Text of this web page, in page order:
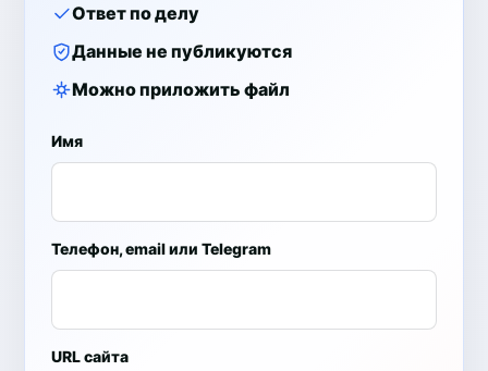
Ответ по делу
Данные не публикуются
Можно приложить файл
Имя
Телефон, email или Telegram
URL сайта